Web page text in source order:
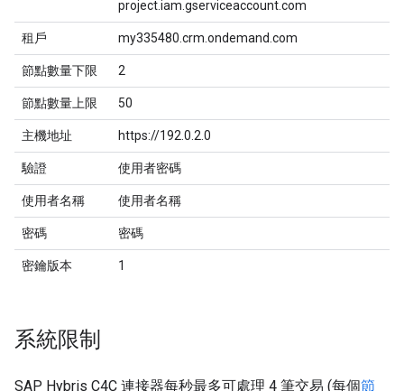
project.iam.gserviceaccount.com
租戶 my335480.crm.ondemand.com
節點數量下限 2
節點數量上限 50
主機地址 https://192.0.2.0
驗證 使用者密碼
使用者名稱 使用者名稱
密碼 密碼
密鑰版本 1
系統限制
SAP Hybris C4C 連接器每秒最多可處理 4 筆交易 (每個節